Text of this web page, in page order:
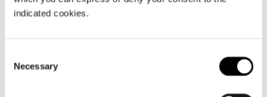
indicated cookies.
Selection
Necessary
perspectivas entre las diferentes áreas
transmite la singularidad del mobiliario
de Minotti de forma sofisticada.